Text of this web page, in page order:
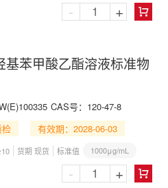

- +
基苯甲酸乙酯溶液标准物
CAS号： 120-47-8
检
有效期：2028-06-03
货期 现货 标准值 1000μg/mL

- +